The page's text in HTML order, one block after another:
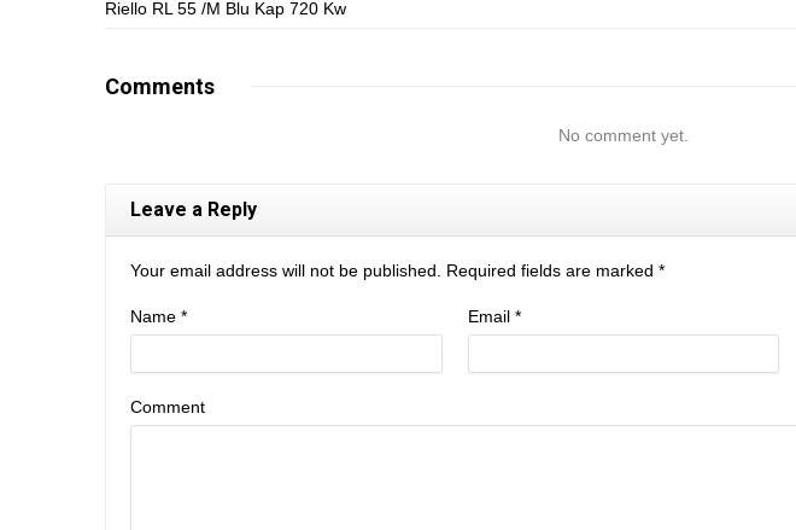
Riello RL 55 /M Blu Kap 720 Kw
Comments
No comment yet.
Leave a Reply
Your email address will not be published. Required fields are marked *
Name * Email *
Comment